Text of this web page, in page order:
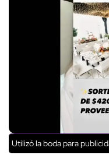
Utilizó la boda para